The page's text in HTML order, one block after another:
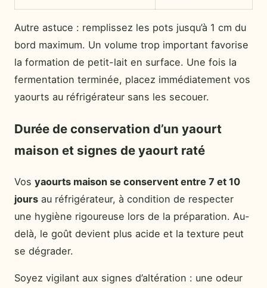
Autre astuce : remplissez les pots jusqu’à 1 cm du
bord maximum. Un volume trop important favorise
la formation de petit-lait en surface. Une fois la
fermentation terminée, placez immédiatement vos
yaourts au réfrigérateur sans les secouer.
Durée de conservation d’un yaourt
maison et signes de yaourt raté
Vos yaourts maison se conservent entre 7 et 10
jours au réfrigérateur, à condition de respecter
une hygiène rigoureuse lors de la préparation. Au-
delà, le goût devient plus acide et la texture peut
se dégrader.
Soyez vigilant aux signes d’altération : une odeur